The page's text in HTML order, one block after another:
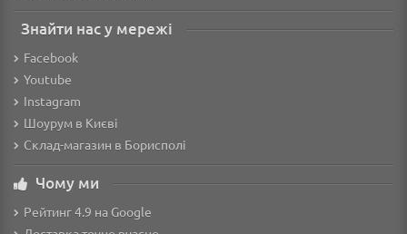
Знайти нас у мережі
Facebook
Youtube
Instagram
Шоурум в Києві
Склад-магазин в Борисполі
Чому ми
Рейтинг 4.9 на Google